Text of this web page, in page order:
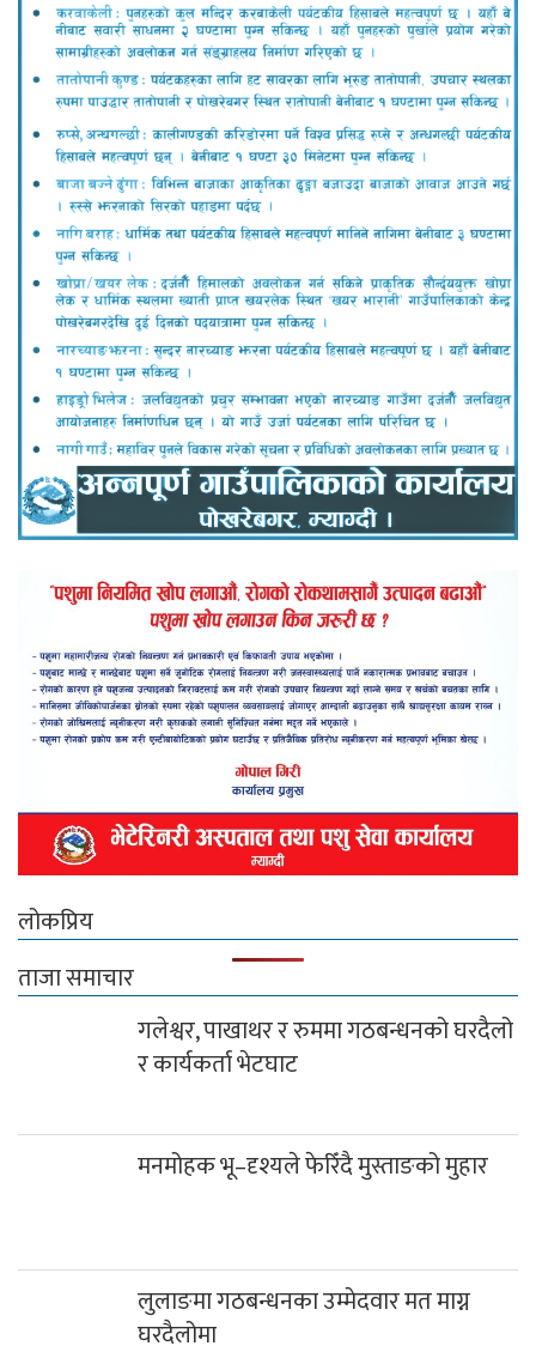
लोकप्रिय
ताजा समाचार
गलेश्वर, पाखाथर र रुममा गठबन्धनको घरदैलो
र कार्यकर्ता भेटघाट
मनमोहक भू–दृश्यले फेरिँदै मुस्ताङको मुहार
लुलाङमा गठबन्धनका उम्मेदवार मत माग्न
घरदैलोमा